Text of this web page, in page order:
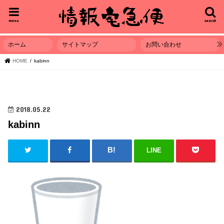
search
menu
ホーム サイトマップ お問い合わせ
HOME kabinn
2018.05.22
kabinn
LINE